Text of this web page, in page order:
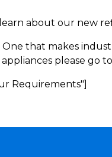
about our new
that makes
please go
Requirements"]